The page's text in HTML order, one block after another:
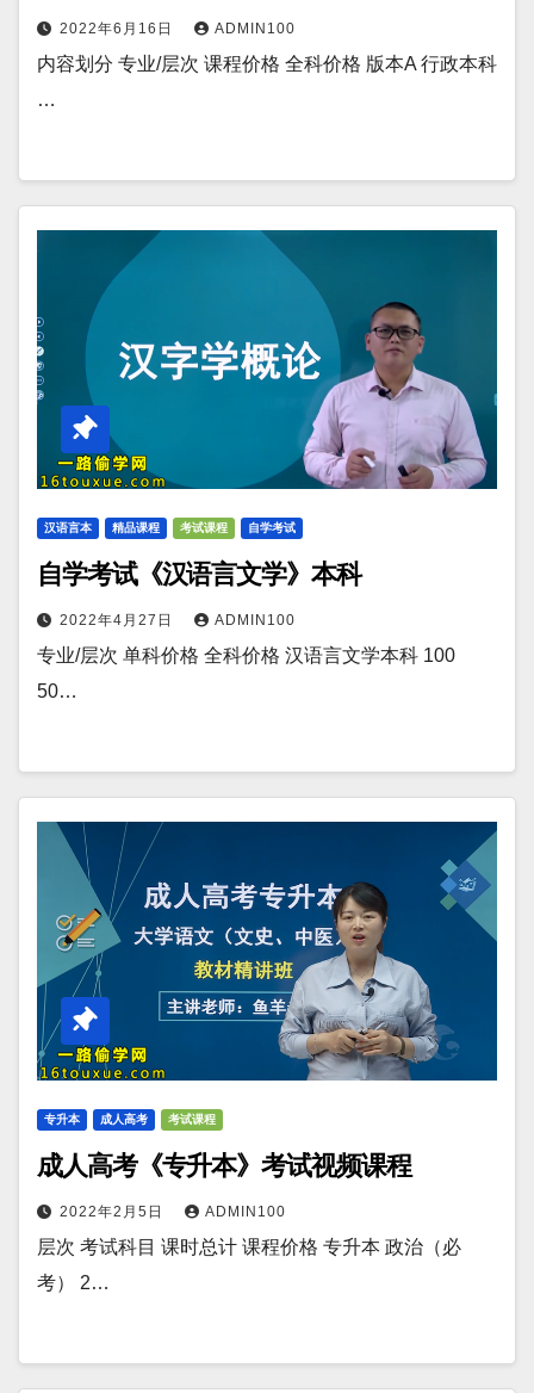
2022年6月16日 ADMIN100
内容划分 专业/层次 课程价格 全科价格 版本A 行政本科
…
汉语言本 精品课程 考试课程 自学考试
自学考试《汉语言文学》本科
2022年4月27日 ADMIN100
专业/层次 单科价格 全科价格 汉语言文学本科 100
50…
专升本 成人高考 考试课程
成人高考《专升本》考试视频课程
2022年2月5日 ADMIN100
层次 考试科目 课时总计 课程价格 专升本 政治（必
考） 2…